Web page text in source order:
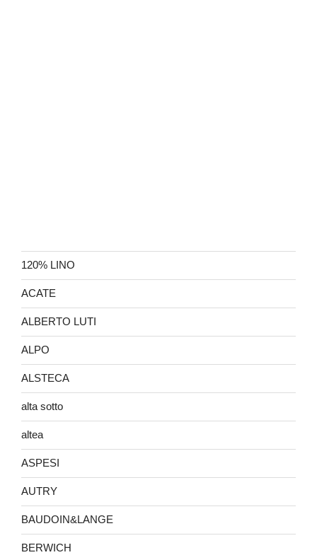
120% LINO
ACATE
ALBERTO LUTI
ALPO
ALSTECA
alta sotto
altea
ASPESI
AUTRY
BAUDOIN&LANGE
BERWICH